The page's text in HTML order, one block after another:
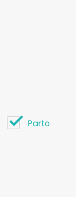
Parto